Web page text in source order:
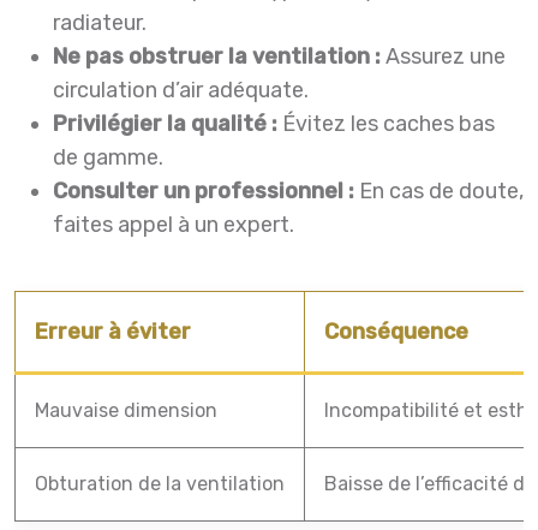
radiateur.
Ne pas obstruer la ventilation :Assurez une
circulation d’air adéquate.
Privilégier la qualité : Évitez les caches bas
de gamme.
Consulter un professionnel : En cas de doute,
faites appel à un expert.
Erreur à éviter Conséquence
Mauvaise dimension Incompatibilité et
Obturation de la ventilation Baisse de l’efficacité